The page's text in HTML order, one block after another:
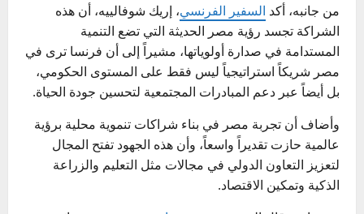
من جانبه، أكد السفير الفرنسي، إريك شوفالييه، أن هذه
الشراكة تجسد رؤية مصر الحديثة التي تضع التنمية
المستدامة في صدارة أولوياتها، مشيراً إلى أن فرنسا ترى في
مصر شريكاً استراتيجياً ليس فقط على المستوى الحكومي،
بل أيضاً عبر دعم المبادرات المجتمعية لتحسين جودة الحياة.
وأضاف أن تجربة مصر في بناء شراكات تنموية محلية برؤية
عالمية حازت تقديراً واسعاً، وأن هذه الجهود تفتح المجال
لتعزيز التعاون الدولي في مجالات مثل التعليم والزراعة
الذكية وتمكين الاقتصاد.